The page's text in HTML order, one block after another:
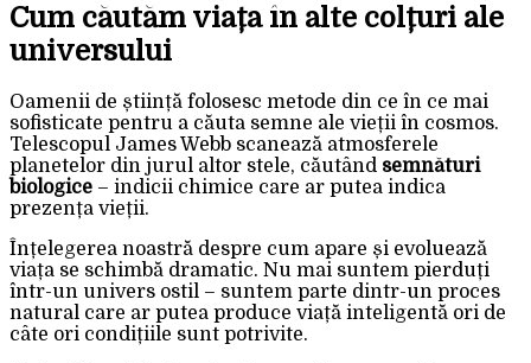
Cum căutăm viața în alte colțuri ale
universului
Oamenii de știință folosesc metode din ce în ce mai
sofisticate pentru a căuta semne ale vieții în cosmos.
Telescopul James Webb scanează atmosferele
planetelor din jurul altor stele, căutând semnături
biologice – indicii chimice care ar putea indica
prezența vieții.
Înțelegerea noastră despre cum apare și evoluează
viața se schimbă dramatic. Nu mai suntem pierduți
într-un univers ostil – suntem parte dintr-un proces
natural care ar putea produce viață inteligentă ori de
câte ori condițiile sunt potrivite.